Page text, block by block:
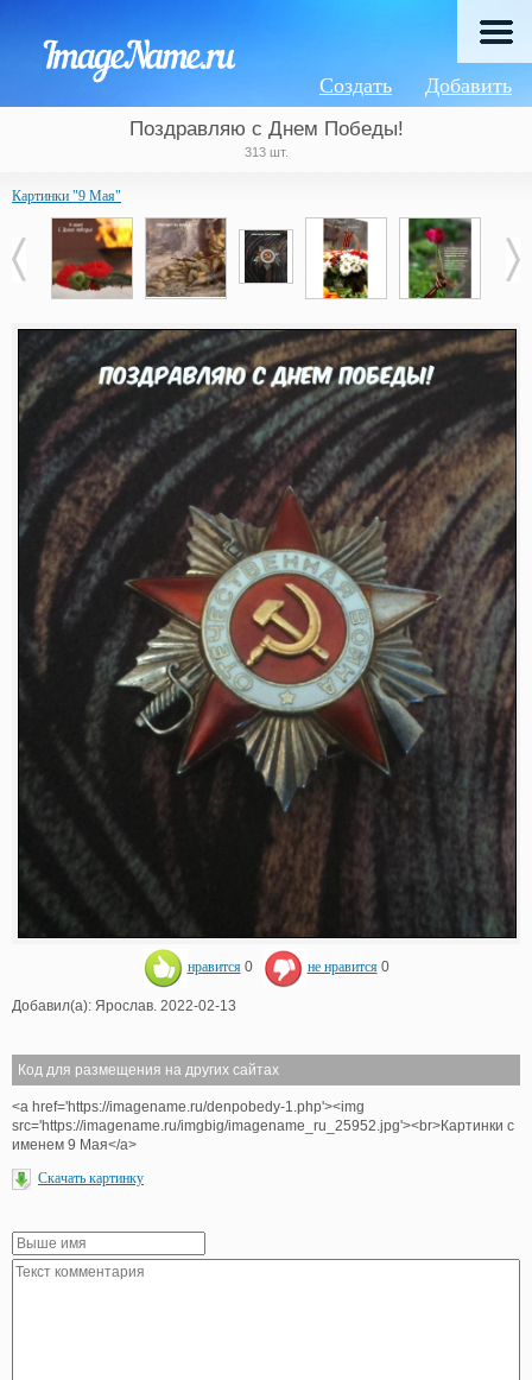
Добавить
Создать
Поздравляю с Днем Победы!
313 шт.
Картинки "9 Мая"
нравится 0 не нравится 0
Добавил(а): Ярослав. 2022-02-13
Код для размещения на других сайтах
<a href='https://imagename.ru/denpobedy-1.php'><img
src='https://imagename.ru/imgbig/imagename_ru_25952.jpg'><br>Картинки с
именем 9 Мая</a>
Скачать картинку